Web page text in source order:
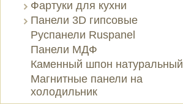
Фартуки для кухни
Панели 3D гипсовые
Руспанели Ruspanel
Панели МДФ
Каменный шпон натуральный
Магнитные панели на
холодильник